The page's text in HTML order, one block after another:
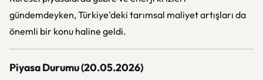
gündemdeyken, Türkiye'deki tarımsal maliyet artışları da
önemli bir konu haline geldi.
Piyasa Durumu (20.05.2026)